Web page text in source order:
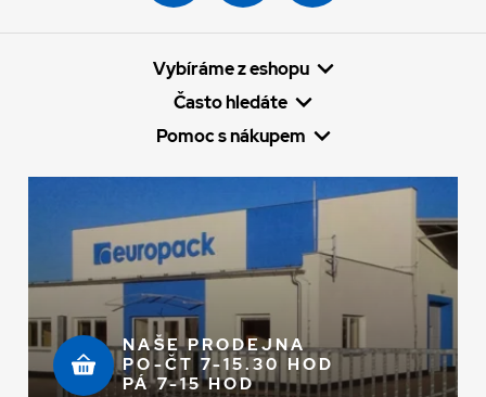
Vybíráme z eshopu
Často hledáte
Pomoc s nákupem
NAŠE PRODEJNA
PO-ČT 7-15.30 HOD
PÁ 7-15 HOD